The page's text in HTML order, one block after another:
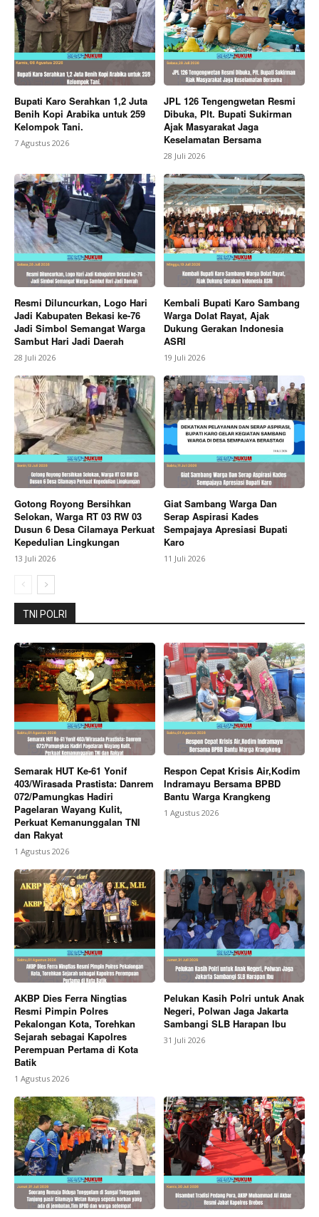
News Week
Magazine PRO
SUBSCRIBE NOW
Company
About
Contact us
Subscription Plans
My account
Bagikan Artikel
Berita Lainnya Polsek Sragi Dampingi Rembug Warga
dan PT Arunika Jaya Textile, Sepakati Pembangunan
Saluran Irigasi
Bupati Karo Serahkan 1,2 Juta
Benih Kopi Arabika untuk 259
Kelompok Tani.
7 Agustus 2026
JPL 126 Tengengwetan Resmi
Dibuka, Plt. Bupati Sukirman
Ajak Masyarakat Jaga
Keselamatan Bersama
28 Juli 2026
Resmi Diluncurkan, Logo Hari
Jadi Kabupaten Bekasi ke-76
Jadi Simbol Semangat Warga
Sambut Hari Jadi Daerah
28 Juli 2026
Kembali Bupati Karo Sambang
Warga Dolat Rayat, Ajak
Dukung Gerakan Indonesia
ASRI
19 Juli 2026
Gotong Royong Bersihkan
Selokan, Warga RT 03 RW 03
Dusun 6 Desa Cilamaya Perkuat
Kepedulian Lingkungan
13 Juli 2026
Giat Sambang Warga Dan
Serap Aspirasi Kades
Sempajaya Apresiasi Bupati
Karo
11 Juli 2026
TNI POLRI
Semarak HUT Ke-61 Yonif
403/Wirasada Prastista: Danrem
072/Pamungkas Hadiri
Pagelaran Wayang Kulit,
Perkuat Kemanunggalan TNI
dan Rakyat
1 Agustus 2026
Respon Cepat Krisis Air,Kodim
Indramayu Bersama BPBD
Bantu Warga Krangkeng
1 Agustus 2026
AKBP Dies Ferra Ningtias
Resmi Pimpin Polres
Pekalongan Kota, Torehkan
Sejarah sebagai Kapolres
Perempuan Pertama di Kota
Batik
1 Agustus 2026
Pelukan Kasih Polri untuk Anak
Negeri, Polwan Jaga Jakarta
Sambangi SLB Harapan Ibu
31 Juli 2026